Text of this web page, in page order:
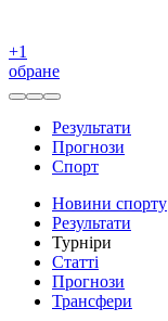
+1
обране
Результати
Прогнози
Спорт
Новини спорту
Результати
Турніри
Статті
Прогнози
Трансфери